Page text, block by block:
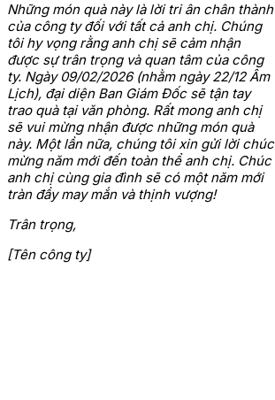
Những món quà này là lời tri ân chân thành
của công ty đối với tất cả anh chị. Chúng
tôi hy vọng rằng anh chị sẽ cảm nhận
được sự trân trọng và quan tâm của công
ty. Ngày 09/02/2026 (nhằm ngày 22/12 Âm
Lịch), đại diện Ban Giám Đốc sẽ tận tay
trao quà tại văn phòng. Rất mong anh chị
sẽ vui mừng nhận được những món quà
này. Một lần nữa, chúng tôi xin gửi lời chúc
mừng năm mới đến toàn thể anh chị. Chúc
anh chị cùng gia đình sẽ có một năm mới
tràn đầy may mắn và thịnh vượng!
Trân trọng,
[Tên công ty]